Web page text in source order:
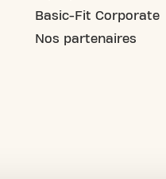
Basic-Fit Corporate
Nos partenaires